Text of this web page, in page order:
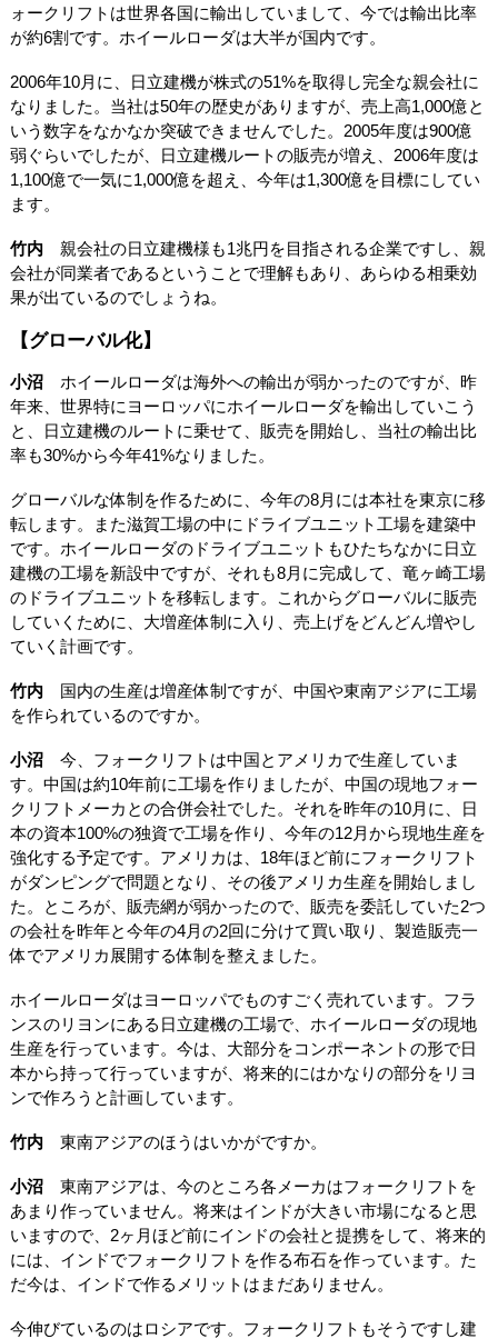
ォークリフトは世界各国に輸出していまして、今では輸出比率
が約6割です。ホイールローダは大半が国内です。
2006年10月に、日立建機が株式の51%を取得し完全な親会社に
なりました。当社は50年の歴史がありますが、売上高1,000億と
いう数字をなかなか突破できませんでした。2005年度は900億
弱ぐらいでしたが、日立建機ルートの販売が増え、2006年度は
1,100億で一気に1,000億を超え、今年は1,300億を目標にしてい
ます。
竹内親会社の日立建機様も1兆円を目指される企業ですし、親
会社が同業者であるということで理解もあり、あらゆる相乗効
果が出ているのでしょうね。
【グローバル化】
小沼ホイールローダは海外への輸出が弱かったのですが、昨
年来、世界特にヨーロッパにホイールローダを輸出していこう
と、日立建機のルートに乗せて、販売を開始し、当社の輸出比
率も30%から今年41%なりました。
グローバルな体制を作るために、今年の8月には本社を東京に移
転します。また滋賀工場の中にドライブユニット工場を建築中
です。ホイールローダのドライブユニットもひたちなかに日立
建機の工場を新設中ですが、それも8月に完成して、竜ヶ崎工場
のドライブユニットを移転します。これからグローバルに販売
していくために、大増産体制に入り、売上げをどんどん増やし
ていく計画です。
竹内国内の生産は増産体制ですが、中国や東南アジアに工場
を作られているのですか。
小沼今、フォークリフトは中国とアメリカで生産していま
す。中国は約10年前に工場を作りましたが、中国の現地フォー
クリフトメーカとの合併会社でした。それを昨年の10月に、日
本の資本100%の独資で工場を作り、今年の12月から現地生産を
強化する予定です。アメリカは、18年ほど前にフォークリフト
がダンピングで問題となり、その後アメリカ生産を開始しまし
た。ところが、販売網が弱かったので、販売を委託していた2つ
の会社を昨年と今年の4月の2回に分けて買い取り、製造販売一
体でアメリカ展開する体制を整えました。
ホイールローダはヨーロッパでものすごく売れています。フラ
ンスのリヨンにある日立建機の工場で、ホイールローダの現地
生産を行っています。今は、大部分をコンポーネントの形で日
本から持って行っていますが、将来的にはかなりの部分をリヨ
ンで作ろうと計画しています。
竹内東南アジアのほうはいかがですか。
小沼東南アジアは、今のところ各メーカはフォークリフトを
あまり作っていません。将来はインドが大きい市場になると思
いますので、2ヶ月ほど前にインドの会社と提携をして、将来的
には、インドでフォークリフトを作る布石を作っています。た
だ今は、インドで作るメリットはまだありません。
今伸びているのはロシアです。フォークリフトもそうですし建